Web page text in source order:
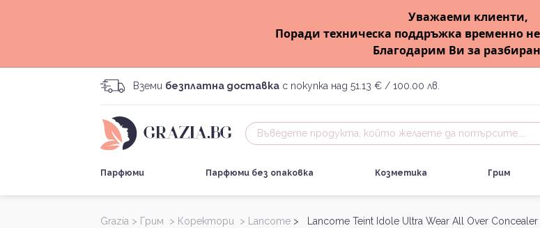
Уважаеми клиенти,
Поради техническа поддръжка временно
Благодарим Ви за
Вземи безплатна доставка с покупка над 51.13 € / 100.00 лв.
Парфюми Парфюми без опаковка Козметика Грим
Grazia > Грим > Коректори > Lancome > Lancome Teint Idole Ultra Wear All Over